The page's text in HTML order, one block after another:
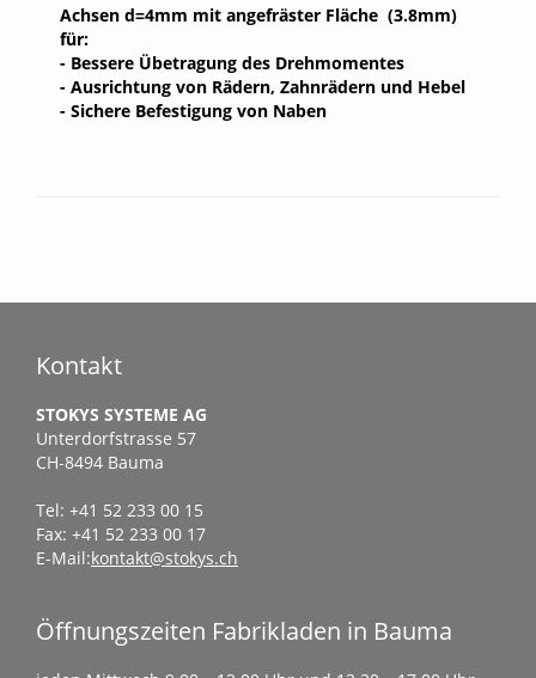
Achsen d=4mm mit angefräster Fläche (3.8mm)
für:
- Bessere Übetragung des Drehmomentes
- Ausrichtung von Rädern, Zahnrädern und Hebel
- Sichere Befestigung von Naben
Kontakt
STOKYS SYSTEME AG
Unterdorfstrasse 57
CH-8494 Bauma
Tel: +41 52 233 00 15
Fax: +41 52 233 00 17
E-Mail:kontakt@stokys.ch
Öffnungszeiten Fabrikladen in Bauma